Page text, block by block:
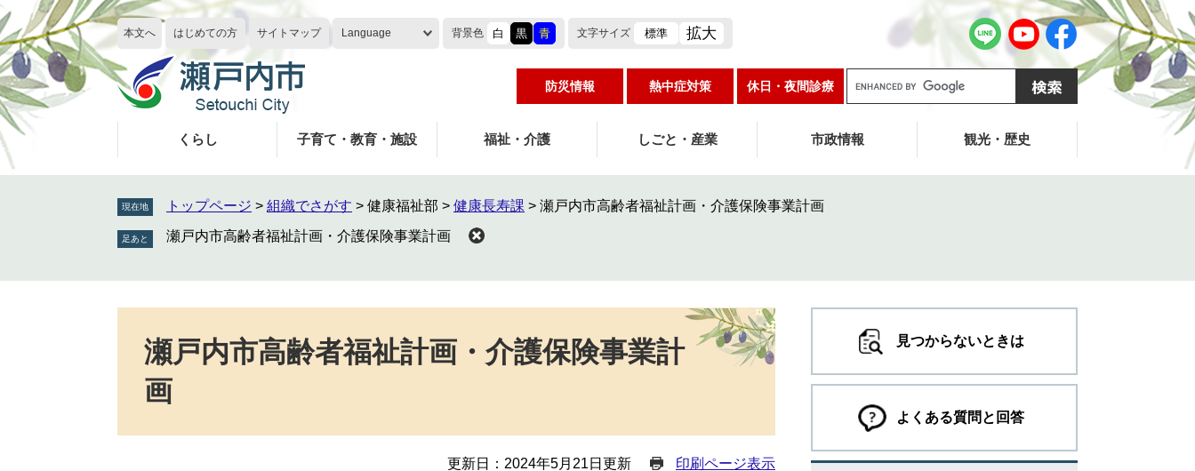
ペ
ー
ジ
の
先
頭
で
す
メ
ニ
ュ
ー
を
飛
ば
し
本文へ はじめての方 サイトマップ Language 背景色 白 黒 青 文字サイズ 標準 拡大
防災情報 熱中症対策 休日・夜間診療
g
e
くらし 子育て・教育・施設 福祉・介護 しごと・産業 市政情報 観光・歴史
現在地 トップページ > 組織でさがす > 健康福祉部 > 健康長寿課 > 瀬戸内市高齢者福祉計画・介護保険事業計画
瀬戸内市高齢者福祉計画・介護保険事業計画
瀬戸内市高齢者福祉計画・介護保険事業計
画
更新日：2024年5月21日更新 印刷ページ表示
見つからないときは
よくある質問と回答